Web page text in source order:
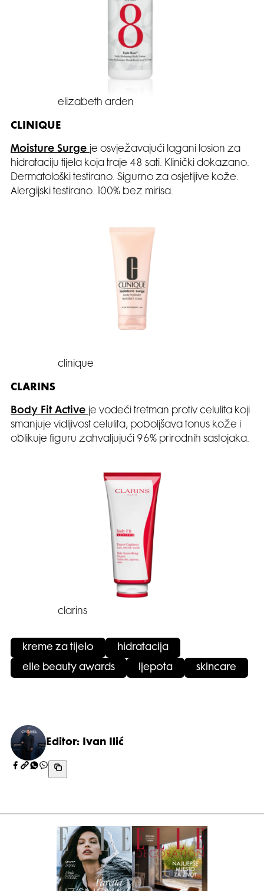
elizabeth arden
CLINIQUE
Moisture Surge je osvježavajući lagani losion za
hidrataciju tijela koja traje 48 sati. Klinički dokazano.
Dermatološki testirano. Sigurno za osjetljive kože.
Alergijski testirano. 100% bez mirisa.
clinique
CLARINS
Body Fit Active je vodeći tretman protiv celulita koji
smanjuje vidljivost celulita, poboljšava tonus kože i
oblikuje figuru zahvaljujući 96% prirodnih sastojaka.
clarins
kreme za tijelo hidratacija
elle beauty awards ljepota skincare
Editor: Ivan Ilić